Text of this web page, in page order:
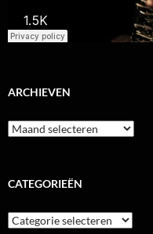
ARCHIEVEN
Archieven
CATEGORIEËN
Categorieën